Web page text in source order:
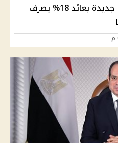
بنك ناصر يعلن عن شهادة جديدة بعائد 18% يصرف